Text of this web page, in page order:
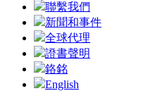
聯繫我們
新聞和事件
全球代理
證書聲明
鉻銘
English